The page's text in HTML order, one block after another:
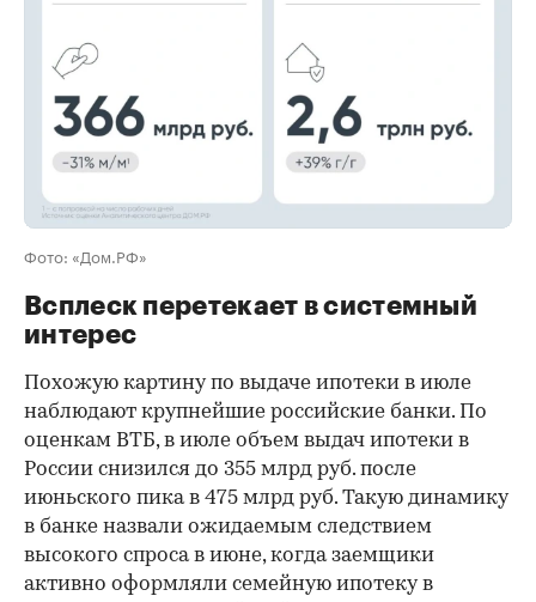
Фото: «Дом.РФ»
Всплеск перетекает в системный
интерес
Похожую картину по выдаче ипотеки в июле
наблюдают крупнейшие российские банки. По
оценкам ВТБ, в июле объем выдач ипотеки в
России снизился до 355 млрд руб. после
июньского пика в 475 млрд руб. Такую динамику
в банке назвали ожидаемым следствием
высокого спроса в июне, когда заемщики
активно оформляли семейную ипотеку в